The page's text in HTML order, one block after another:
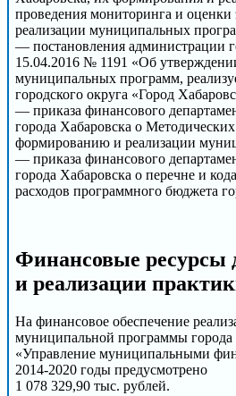
проведения мониторинга и оценки
реализации муниципальных
— постановления администрации
15.04.2016 № 1191 «Об
муниципальных программ,
городского округа «Город
— приказа финансового
города Хабаровска о
формированию и реализации
— приказа финансового
города Хабаровска о перечне и
расходов программного бюджета
Финансовые ресурсы
и реализации
На финансовое обеспечение
муниципальной программы города
«Управление муниципальными
2014-2020 годы предусмотрено
1 078 329,90 тыс. рублей.